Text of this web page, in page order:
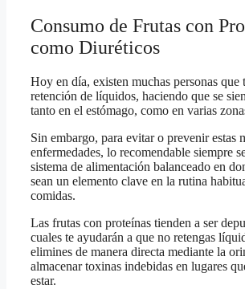
Consumo de Frutas con
como Diuréticos
Hoy en día, existen muchas personas que
retención de líquidos, haciendo que se
tanto en el estómago, como en varias
Sin embargo, para evitar o prevenir estas
enfermedades, lo recomendable siempre
sistema de alimentación balanceado en
sean un elemento clave en la rutina
comidas.
Las frutas con proteínas tienden a ser
cuales te ayudarán a que no retengas
elimines de manera directa mediante la
almacenar toxinas indebidas en lugares
estar.